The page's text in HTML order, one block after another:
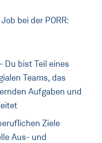
bei der PORR:
Du bist Teil eines
Teams, das
Aufgaben und
Ziele
Aus- und